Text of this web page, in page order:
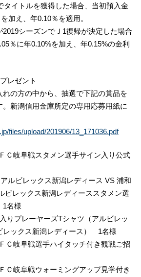
タイトルを獲得した場合、当初預入金
加え、年0.10％を適用。
シーズンでＪ1復帰が決定した場合
％に年0.10%を加え、年0.15%の金利
レゼント
れの方の中から、抽選で下記の賞品を
新潟信用金庫所定の専用応募用紙に
files/upload/201906/13_171036.pdf
Ｃ岐阜戦スタメン選手サイン入り公式
アルビレックス新潟レディース VS 浦和
ビレックス新潟レディーススタメン選
名様
りプレーヤーズTシャツ（アルビレッ
レックス新潟レディース） 1名様
Ｃ岐阜戦選手ハイタッチ付き観戦ご招
Ｃ岐阜戦ウォーミングアップ見学付き